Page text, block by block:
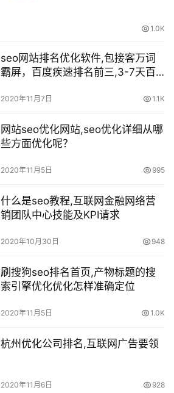
1.0K
seo网站排名优化软件,包接客万词
霸屏，百度疾速排名前三,3-7天百
2020年11月7日 1.1K
网站seo优化网站,seo优化详细从哪
些方面优化呢？
2020年11月5日 995
什么是seo教程,互联网金融网络营
销团队中心技能及KPI请求
2020年10月30日 948
刷搜狗seo排名首页,产物标题的搜
索引擎优化优化怎样准确定位
2020年11月5日 1.0K
杭州优化公司排名,互联网广告要领
2020年11月6日 928